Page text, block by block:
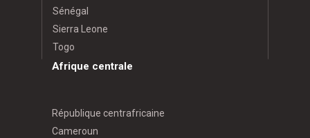
Sénégal
Sierra Leone
Togo
Afrique centrale
République centrafricaine
Cameroun